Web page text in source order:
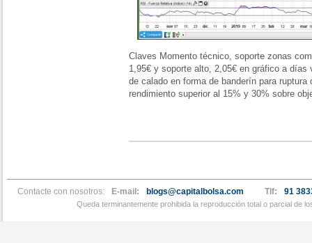
Claves Momento técnico, soporte zonas
1,95€ y soporte alto, 2,05€ en gráfico a
de calado en forma de banderín para
rendimiento superior al 15% y 30% sobre
Contacte con nosotros: E-mail: blogs@capitalbolsa.com Tlf: 91
Queda terminantemente prohibida la reproducción total o parcial de